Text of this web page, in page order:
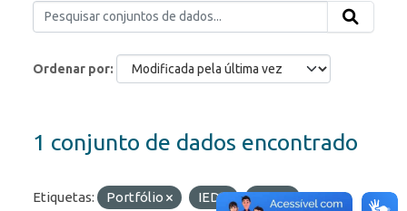
Ordenar por
1 conjunto de dados encontrado
Etiquetas: Portfólio IED
RDE